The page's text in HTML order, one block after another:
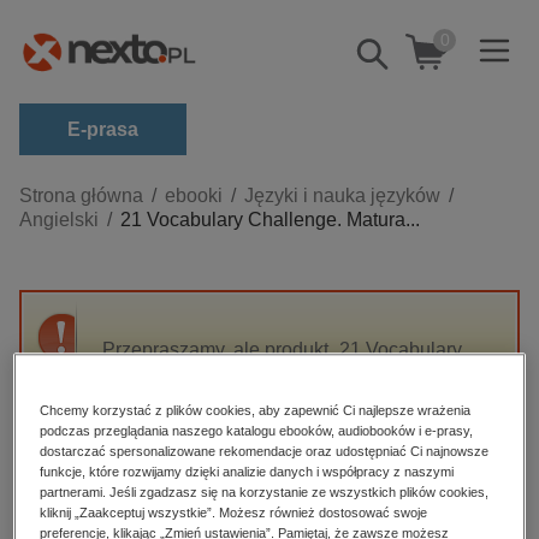
Pokaż/schowaj
wyszukiwarkę
0
E-prasa
Kategorie
Zobacz wszystkie E-prasa
budownictwo, aranżacja wnętrz
darmowe wydania
edukacja
hobby, sport, rozrywka
komputery, internet, technologie, informatyka
Strona główna ebooki
Języki i nauka języków
Angielski
21 Vocabulary Challenge. Matura...
Przepraszamy, ale produkt „21 Vocabulary
High-contrast mode
Polecane
Chcemy korzystać z plików cookies, aby zapewnić Ci najlepsze wrażenia
podczas przeglądania naszego katalogu ebooków, audiobooków i e-prasy,
dostarczać spersonalizowane rekomendacje oraz udostępniać Ci najnowsze
funkcje, które rozwijamy dzięki analizie danych i współpracy z naszymi
partnerami. Jeśli zgadzasz się na korzystanie ze wszystkich plików cookies,
kliknij „Zaakceptuj wszystkie”. Możesz również dostosować swoje
preferencje, klikając „Zmień ustawienia”. Pamiętaj, że zawsze możesz